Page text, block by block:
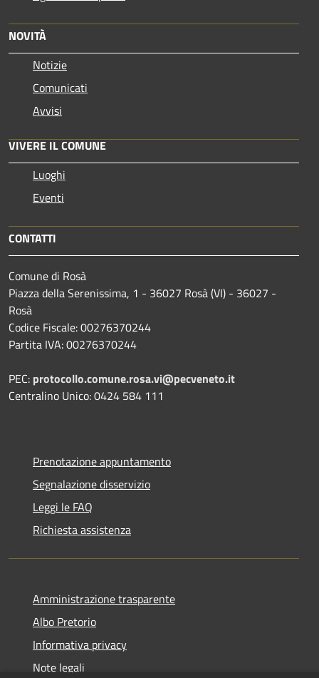
NOVITÀ
Notizie
Comunicati
Avvisi
VIVERE IL COMUNE
Luoghi
Eventi
CONTATTI
Comune di Rosà
Piazza della Serenissima, 1 - 36027 Rosà (VI) - 36027 -
Rosà
Codice Fiscale: 00276370244
Partita IVA: 00276370244
PEC: protocollo.comune.rosa.vi@pecveneto.it
Centralino Unico: 0424 584 111
Prenotazione appuntamento
Segnalazione disservizio
Leggi le FAQ
Richiesta assistenza
Amministrazione trasparente
Albo Pretorio
Informativa privacy
Note legali